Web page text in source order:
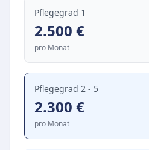
rundum wohlfühlen
Betreuungs- und
angenehmen Alltag bei.
Gemeinschaft und
Das soziale Miteinander
großgeschrieben. Eine
Willkommenskultur und
Heimleitung schaffen ein
Pflegegrad 1
2.500 €
pro Monat
Pflegegrad 2 - 5
2.300 €
pro Monat